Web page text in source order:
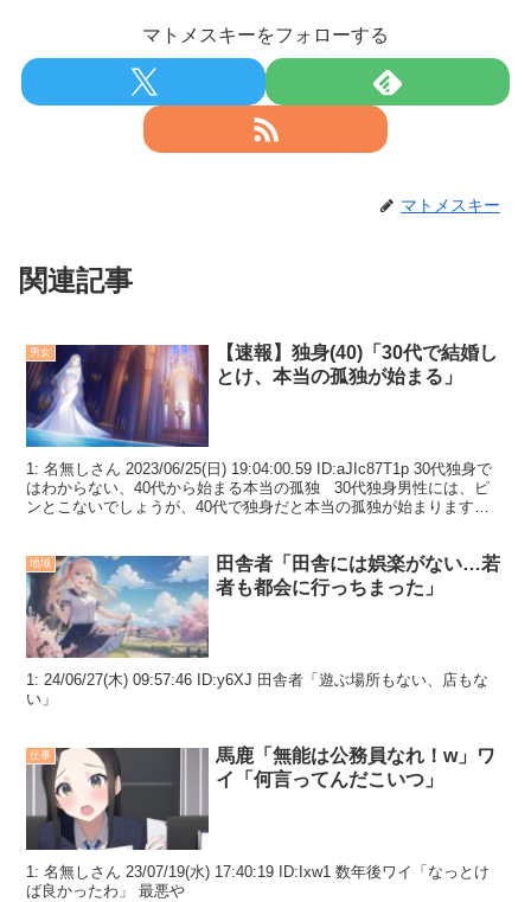
マトメスキーをフォローする
マトメスキー
関連記事
男女
【速報】独身(40)「30代で結婚し
とけ、本当の孤独が始まる」
1: 名無しさん 2023/06/25(日) 19:04:00.59 ID:aJIc87T1p 30代独身で
はわからない、40代から始まる本当の孤独 30代独身男性には、ピ
ンとこないでしょうが、40代で独身だと本当の孤独が始まります。
地域
田舎者「田舎には娯楽がない…若
者も都会に行っちまった」
1: 24/06/27(木) 09:57:46 ID:y6XJ 田舎者「遊ぶ場所もない、店もな
い」
仕事
馬鹿「無能は公務員なれ！w」ワ
イ「何言ってんだこいつ」
1: 名無しさん 23/07/19(水) 17:40:19 ID:Ixw1 数年後ワイ「なっとけ
ば良かったわ」 最悪や